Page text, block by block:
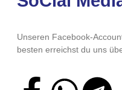
Unseren Facebook-
besten erreichst du uns